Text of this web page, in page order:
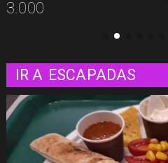
IR A ESCAPADAS